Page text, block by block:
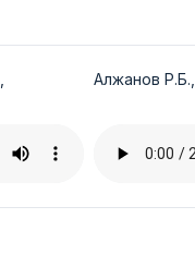
Алжанов